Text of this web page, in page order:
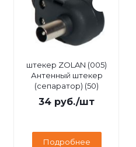
штекер ZOLAN (005)
Антенный штекер
(сепаратор) (50)
34 руб./шт
Подробнее